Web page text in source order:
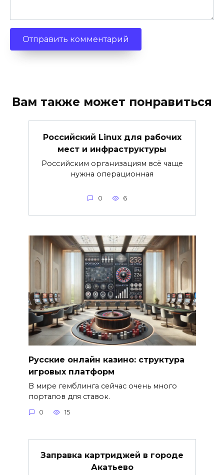
Вам также может понравиться
Российский Linux для рабочих
мест и инфраструктуры
Российским организациям всё чаще
нужна операционная
0 6
Русские онлайн казино: структура
игровых платформ
В мире гемблинга сейчас очень много
порталов для ставок.
0 15
Заправка картриджей в городе
Акатьево